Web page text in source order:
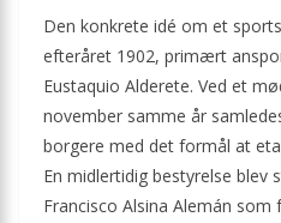
Den konkrete idé om et
efteråret 1902, primært
Eustaquio Alderete. Ved et
november samme år
borgere med det formål at
En midlertidig bestyrelse blev
Francisco Alsina Alemán